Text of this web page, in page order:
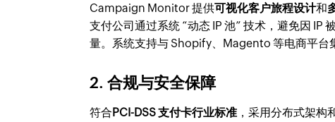
Campaign Monitor 提供可视化客户旅程设计和
支付公司通过系统 “动态 IP 池” 技术，避免因 IP
量。系统支持与 Shopify、Magento 等电商平台
2. 合规与安全保障
符合PCI-DSS 支付卡行业标准 ，采用分布式架